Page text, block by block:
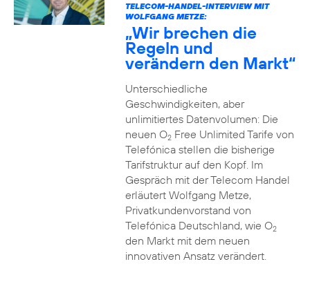
TELECOM-HANDEL-INTERVIEW MIT
WOLFGANG METZE:
„Wir brechen die
Regeln und
verändern den Markt“
Unterschiedliche
Geschwindigkeiten, aber
unlimitiertes Datenvolumen: Die
neuen O2Free Unlimited Tarife von
Telefónica stellen die bisherige
Tarifstruktur auf den Kopf. Im
Gespräch mit der Telecom Handel
erläutert Wolfgang Metze,
Privatkundenvorstand von
Telefónica Deutschland, wie O2
den Markt mit dem neuen
innovativen Ansatz verändert.